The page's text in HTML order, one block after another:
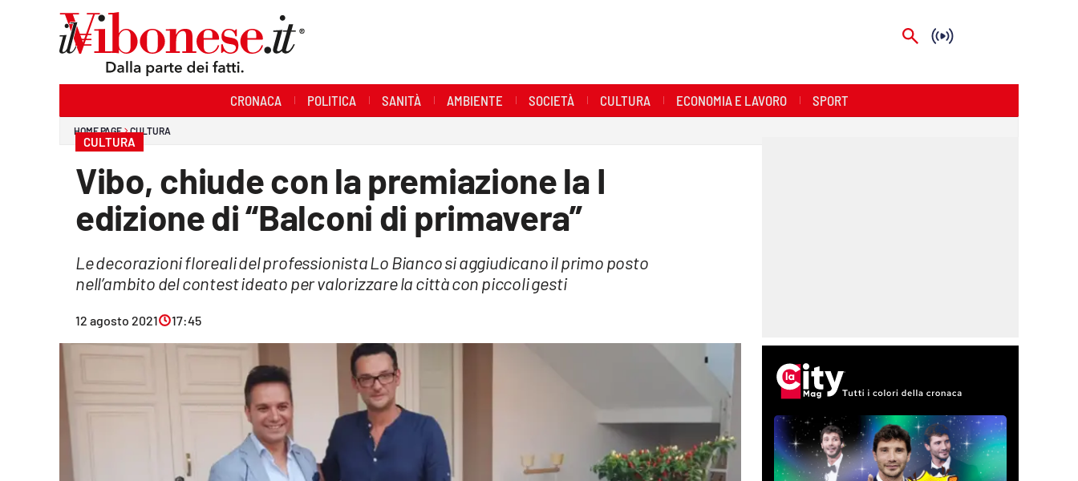
CRONACA POLITICA SANITÀ AMBIENTE SOCIETÀ CULTURA ECONOMIA E LAVORO SPORT
HOME PAGE CULTURA
CULTURA
Vibo, chiude con la premiazione la I
edizione di “Balconi di primavera”
Le decorazioni floreali del professionista Lo Bianco si aggiudicano il primo posto
nell’ambito del contest ideato per valorizzare la città con piccoli gesti
12 agosto 2021 17:45